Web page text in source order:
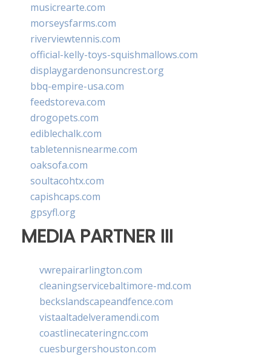
musicrearte.com
morseysfarms.com
riverviewtennis.com
official-kelly-toys-squishmallows.com
displaygardenonsuncrest.org
bbq-empire-usa.com
feedstoreva.com
drogopets.com
ediblechalk.com
tabletennisnearme.com
oaksofa.com
soultacohtx.com
capishcaps.com
gpsyfl.org
MEDIA PARTNER III
vwrepairarlington.com
cleaningservicebaltimore-md.com
beckslandscapeandfence.com
vistaaltadelveramendi.com
coastlinecateringnc.com
cuesburgershouston.com